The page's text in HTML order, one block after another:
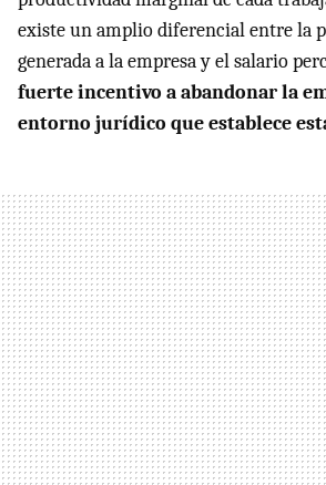
existe un amplio diferencial entre la
generada a la empresa y el salario
fuerte incentivo a abandonar la
entorno jurídico que establece